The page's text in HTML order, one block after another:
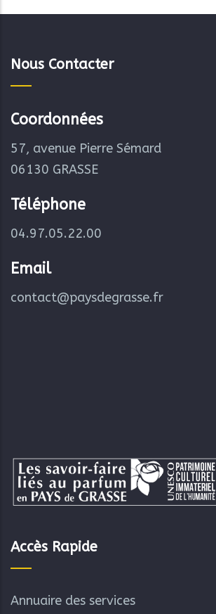
Nous Contacter
Coordonnées
57, avenue Pierre Sémard
06130 GRASSE
Téléphone
04.97.05.22.00
Email
contact@paysdegrasse.fr
Accès Rapide
Annuaire des services